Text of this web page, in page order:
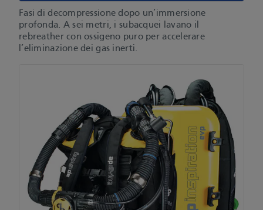
Fasi di decompressione dopo un’immersione
profonda. A sei metri, i subacquei lavano il
rebreather con ossigeno puro per accelerare
l’eliminazione dei gas inerti.